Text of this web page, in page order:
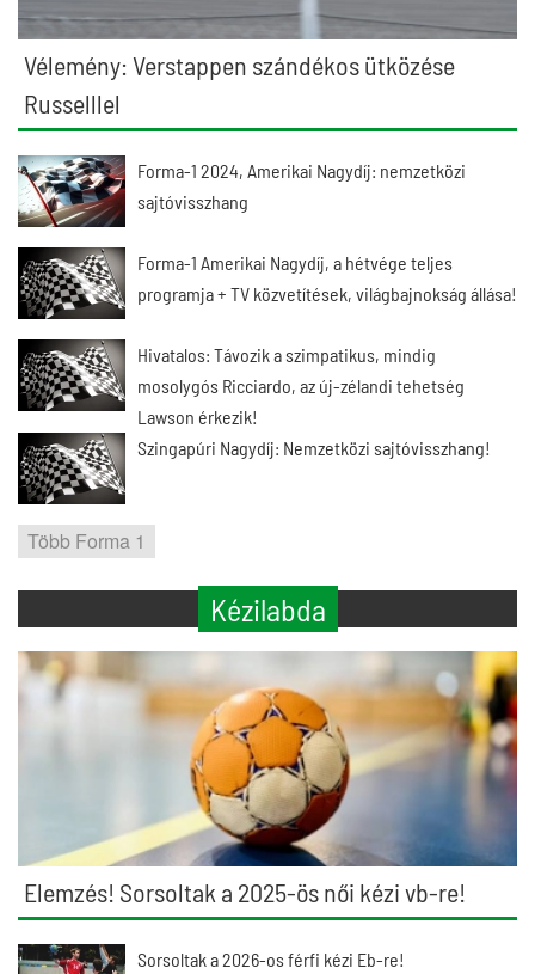
Vélemény: Verstappen szándékos ütközése
Russelllel
Forma-1 2024, Amerikai Nagydíj: nemzetközi
sajtóvisszhang
Forma-1 Amerikai Nagydíj, a hétvége teljes
programja + TV közvetítések, világbajnokság állása!
Hivatalos: Távozik a szimpatikus, mindig
mosolygós Ricciardo, az új-zélandi tehetség
Lawson érkezik!
Szingapúri Nagydíj: Nemzetközi sajtóvisszhang!
Több Forma 1
Kézilabda
Elemzés! Sorsoltak a 2025-ös női kézi vb-re!
Sorsoltak a 2026-os férfi kézi Eb-re!